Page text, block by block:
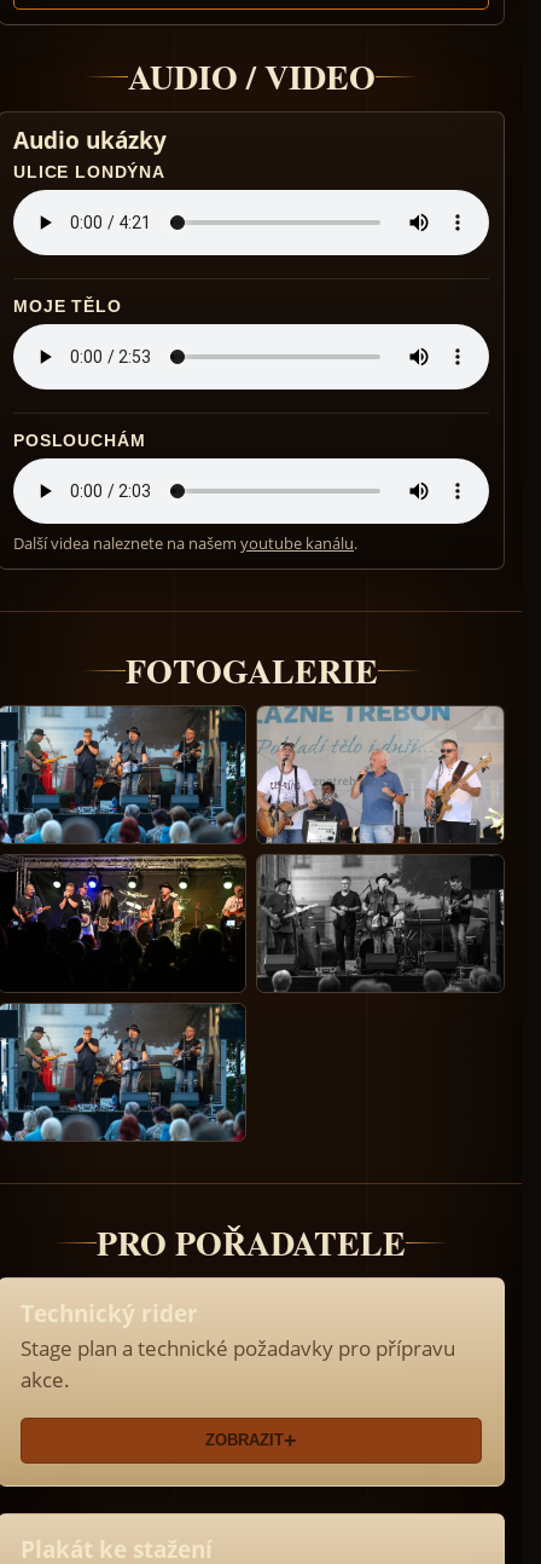
AUDIO / VIDEO
Audio ukázky
ULICE LONDÝNA
MOJE TĚLO
POSLOUCHÁM
Další videa naleznete na našem youtube kanálu.
FOTOGALERIE
PRO POŘADATELE
Technický rider
Stage plan a technické požadavky pro přípravu
akce.
ZOBRAZIT
Plakát ke stažení